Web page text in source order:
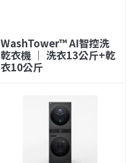
WashTower™ AI智控洗
乾衣機 ｜ 洗衣13公斤+乾
衣10公斤